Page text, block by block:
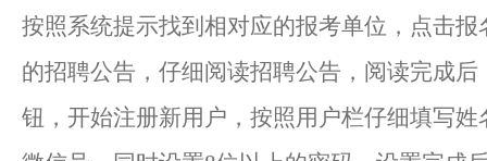
按照系统提示找到相对应的报考单位，点击
的招聘公告，仔细阅读招聘公告，阅读完成
钮，开始注册新用户，按照用户栏仔细填写